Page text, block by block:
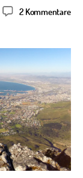
2 Kommentarezu
der
von